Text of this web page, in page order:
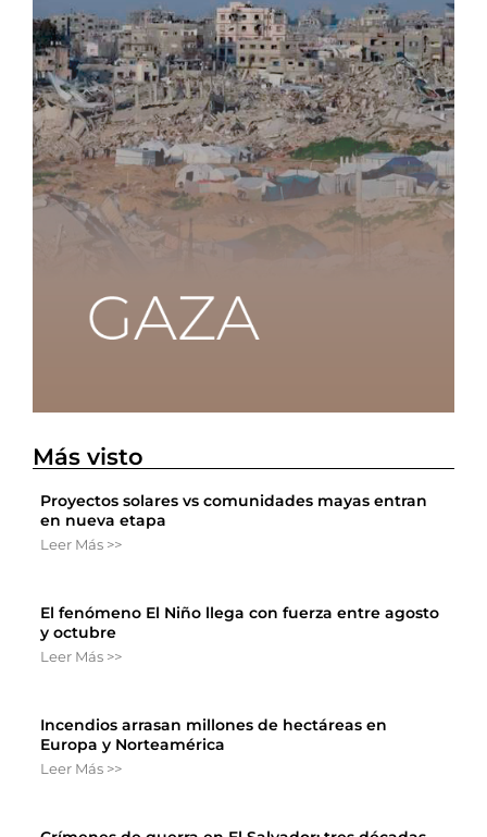
Más visto
Proyectos solares vs comunidades mayas entran
en nueva etapa
Leer Más >>
El fenómeno El Niño llega con fuerza entre agosto
y octubre
Leer Más >>
Incendios arrasan millones de hectáreas en
Europa y Norteamérica
Leer Más >>